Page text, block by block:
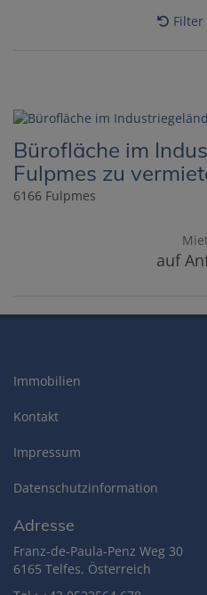
Filter
Bürofläche im
Fulpmes zu
6166 Fulpmes
auf
Immobilien
Kontakt
Impressum
Datenschutzinformation
Adresse
Franz-de-Paula-Penz Weg 30
6165 Telfes, Österreich